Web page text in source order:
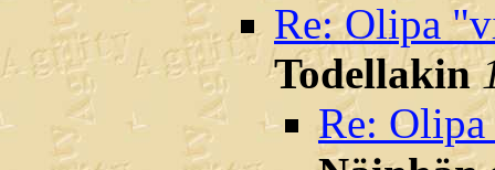
Re: Olipa
Todellakin
Re: